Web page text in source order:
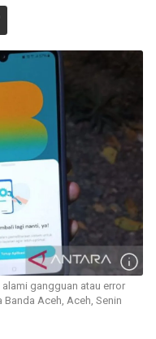
gangguan atau error
Aceh, Aceh, Senin